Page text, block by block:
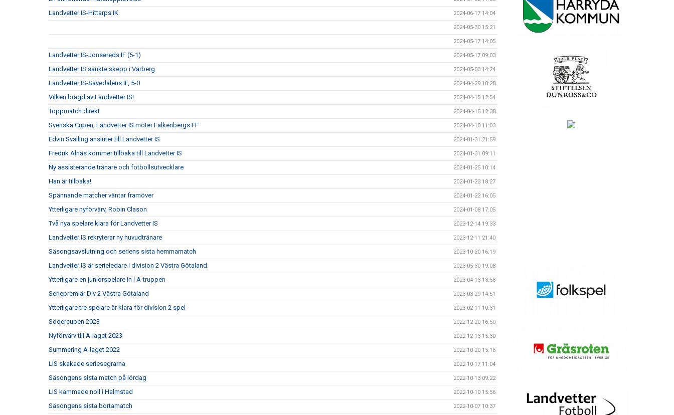
Landvetter IS-Hittarps IK 2024-06-17 14:04
2024-05-30 15:21
2024-05-17 14:05
Landvetter IS-Jonsereds IF (5-1) 2024-05-17 09:03
Landvetter IS sänkte skepp i Varberg 2024-05-03 14:24
Landvetter IS-Sävedalens IF, 5-0 2024-04-29 10:28
Vilken bragd av Landvetter IS! 2024-04-15 12:54
Toppmatch direkt 2024-04-15 12:38
Svenska Cupen, Landvetter IS möter Falkenbergs FF 2024-04-10 11:03
Edvin Svalling ansluter till Landvetter IS 2024-01-31 21:59
Fredrik Alnäs kommer tillbaka till Landvetter IS 2024-01-31 09:11
Ny assisterande tränare och fotbollsutvecklare 2024-01-25 10:14
Han är tillbaka! 2024-01-23 18:27
Spännande matcher väntar framöver 2024-01-22 16:05
Ytterligare nyförvärv, Robin Clason 2024-01-08 17:05
Två nya spelare klara för Landvetter IS 2023-12-14 19:33
Landvetter IS rekryterar ny huvudtränare 2023-12-11 21:40
Säsongsavslutning och seriens sista hemmamatch 2023-10-20 16:19
Landvetter IS är serieledare i division 2 Västra Götaland. 2023-05-30 19:08
Ytterligare en juniorspelare in i A-truppen 2023-04-13 13:58
Seriepremiär Div 2 Västra Götaland 2023-03-29 14:51
Ytterligare tre spelare är klara för division 2 spel 2023-02-11 10:31
Södercupen 2023 2022-12-20 16:50
Nyförvärv till A-laget 2023 2022-12-13 15:30
Summering A-laget 2022 2022-10-20 15:16
LIS skakade seriesegrarna 2022-10-17 11:04
Säsongens sista match på lördag 2022-10-13 09:22
LIS kammade noll i Halmstad 2022-10-10 15:56
Säsongens sista bortamatch 2022-10-07 10:37